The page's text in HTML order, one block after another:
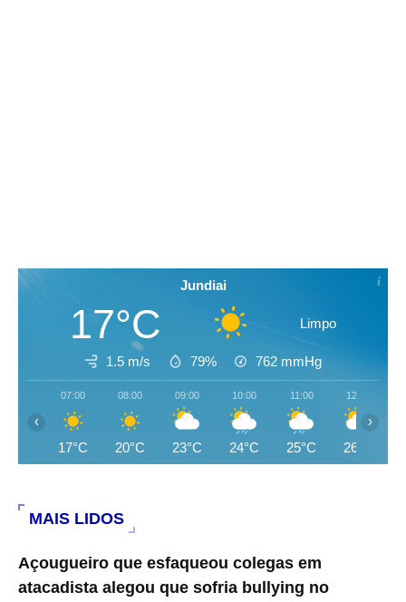
Jundiai
17°C Limpo
1.5 m/s 79% 762 mmHg
07:00
17°C
08:00
20°C
09:00
23°C
10:00
24°C
11:00
25°C
12:00
26°C
‹ ›
MAIS LIDOS
Açougueiro que esfaqueou colegas em
atacadista alegou que sofria bullying no